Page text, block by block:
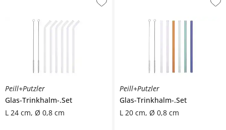
Peill+Putzler
Glas-Trinkhalm-.Set
L 24 cm, Ø 0,8 cm
Peill+Putzler
Glas-Trinkhalm-.Set
L 20 cm, Ø 0,8 cm